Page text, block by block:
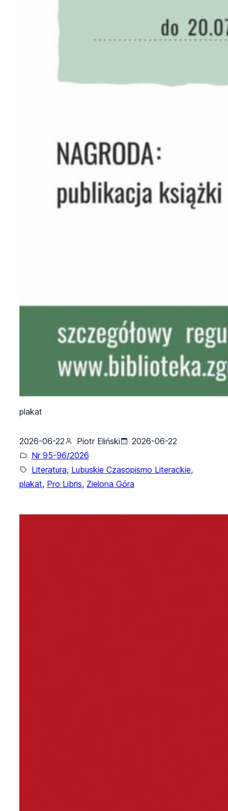
plakat
2026-06-22 Piotr Eliński
2026-06-22
Nr 95-96/2026
Literatura, Lubuskie Czasopismo Literackie,
plakat, Pro Libris, Zielona Góra